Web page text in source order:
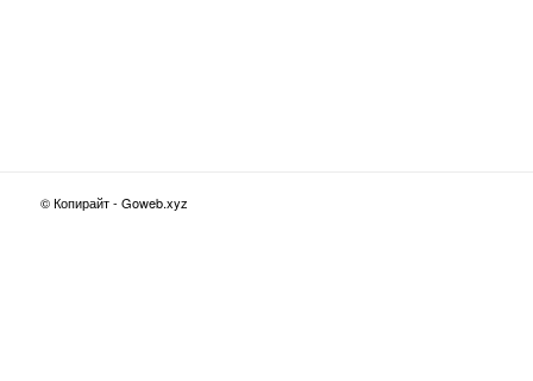
© Копирайт - Goweb.xyz